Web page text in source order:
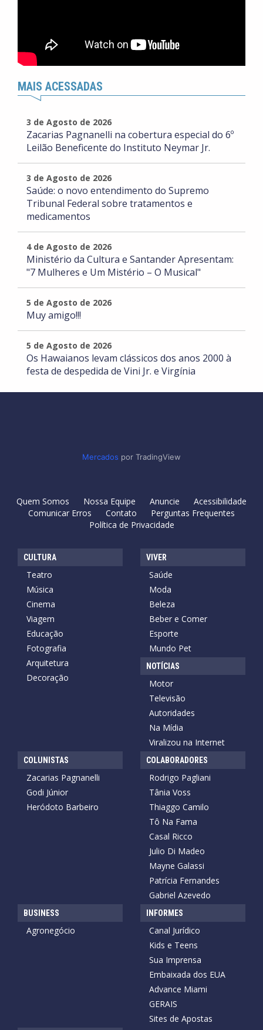
MAIS ACESSADAS
3 de Agosto de 2026
Zacarias Pagnanelli na cobertura especial do 6º
Leilão Beneficente do Instituto Neymar Jr.
3 de Agosto de 2026
Saúde: o novo entendimento do Supremo
Tribunal Federal sobre tratamentos e
medicamentos
4 de Agosto de 2026
Ministério da Cultura e Santander Apresentam:
"7 Mulheres e Um Mistério – O Musical"
5 de Agosto de 2026
Muy amigo!!!
5 de Agosto de 2026
Os Hawaianos levam clássicos dos anos 2000 à
festa de despedida de Vini Jr. e Virgínia
Mercados por TradingView
Quem Somos Nossa Equipe Anuncie
Acessibilidade
Comunicar Erros
Contato
Perguntas Frequentes
Política de Privacidade
CULTURA
Teatro
Música
Cinema
Viagem
Educação
Fotografia
Arquitetura
Decoração
VIVER
Saúde
Moda
Beleza
Beber e Comer
Esporte
Mundo Pet
NOTÍCIAS
Motor
Televisão
Autoridades
Na Mídia
Viralizou na Internet
COLUNISTAS
Zacarias Pagnanelli
Godi Júnior
Heródoto Barbeiro
COLABORADORES
Rodrigo Pagliani
Tânia Voss
Thiaggo Camilo
Tô Na Fama
Casal Ricco
Julio Di Madeo
Mayne Galassi
Patrícia Fernandes
Gabriel Azevedo
BUSINESS
Agronegócio
INFORMES
Canal Jurídico
Kids e Teens
Sua Imprensa
Embaixada dos EUA
Advance Miami
GERAIS
Sites de Apostas